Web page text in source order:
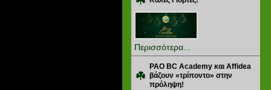
Περισσότερα...
PAO BC Academy και Affidea
βάζουν «τρίποντο» στην
πρόληψη!